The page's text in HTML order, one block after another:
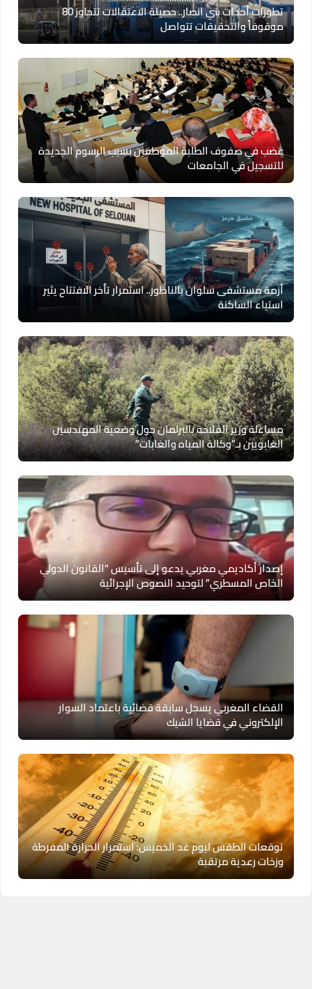
تطورات أحداث بني انصار.. حصيلة الاعتقالات تتجاوز 80
موقوفاً والتحقيقات تتواصل
غضب في صفوف الطلبة الموظفين بسبب الرسوم الجديدة
للتسجيل في الجامعات
أزمة مستشفى سلوان بالناظور.. استمرار تأخر الافتتاح يثير
استياء الساكنة
مساءلة وزير الفلاحة بالبرلمان حول وضعية المهندسين
الغابويين بـ”وكالة المياه والغابات”
إصدار أكاديمي مغربي يدعو إلى تأسيس “القانون الدولي
الخاص المسطري” لتوحيد النصوص الإجرائية
القضاء المغربي يسجل سابقة قضائية باعتماد السوار
الإلكتروني في قضايا الشيك
توقعات الطقس ليوم غد الخميس: استمرار الحرارة المفرطة
وزخات رعدية مرتقبة